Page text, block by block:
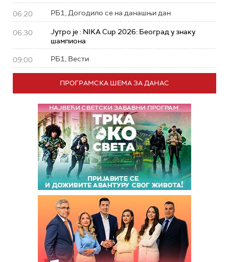
06:20 РБ1, Догодило се на данашњи дан
06:30
Јутро је : NIKA Cup 2026: Београд у знаку
шампиона
09:00 РБ1, Вести
ПРОГРАМСКА ШЕМА ЗА ДАНАС